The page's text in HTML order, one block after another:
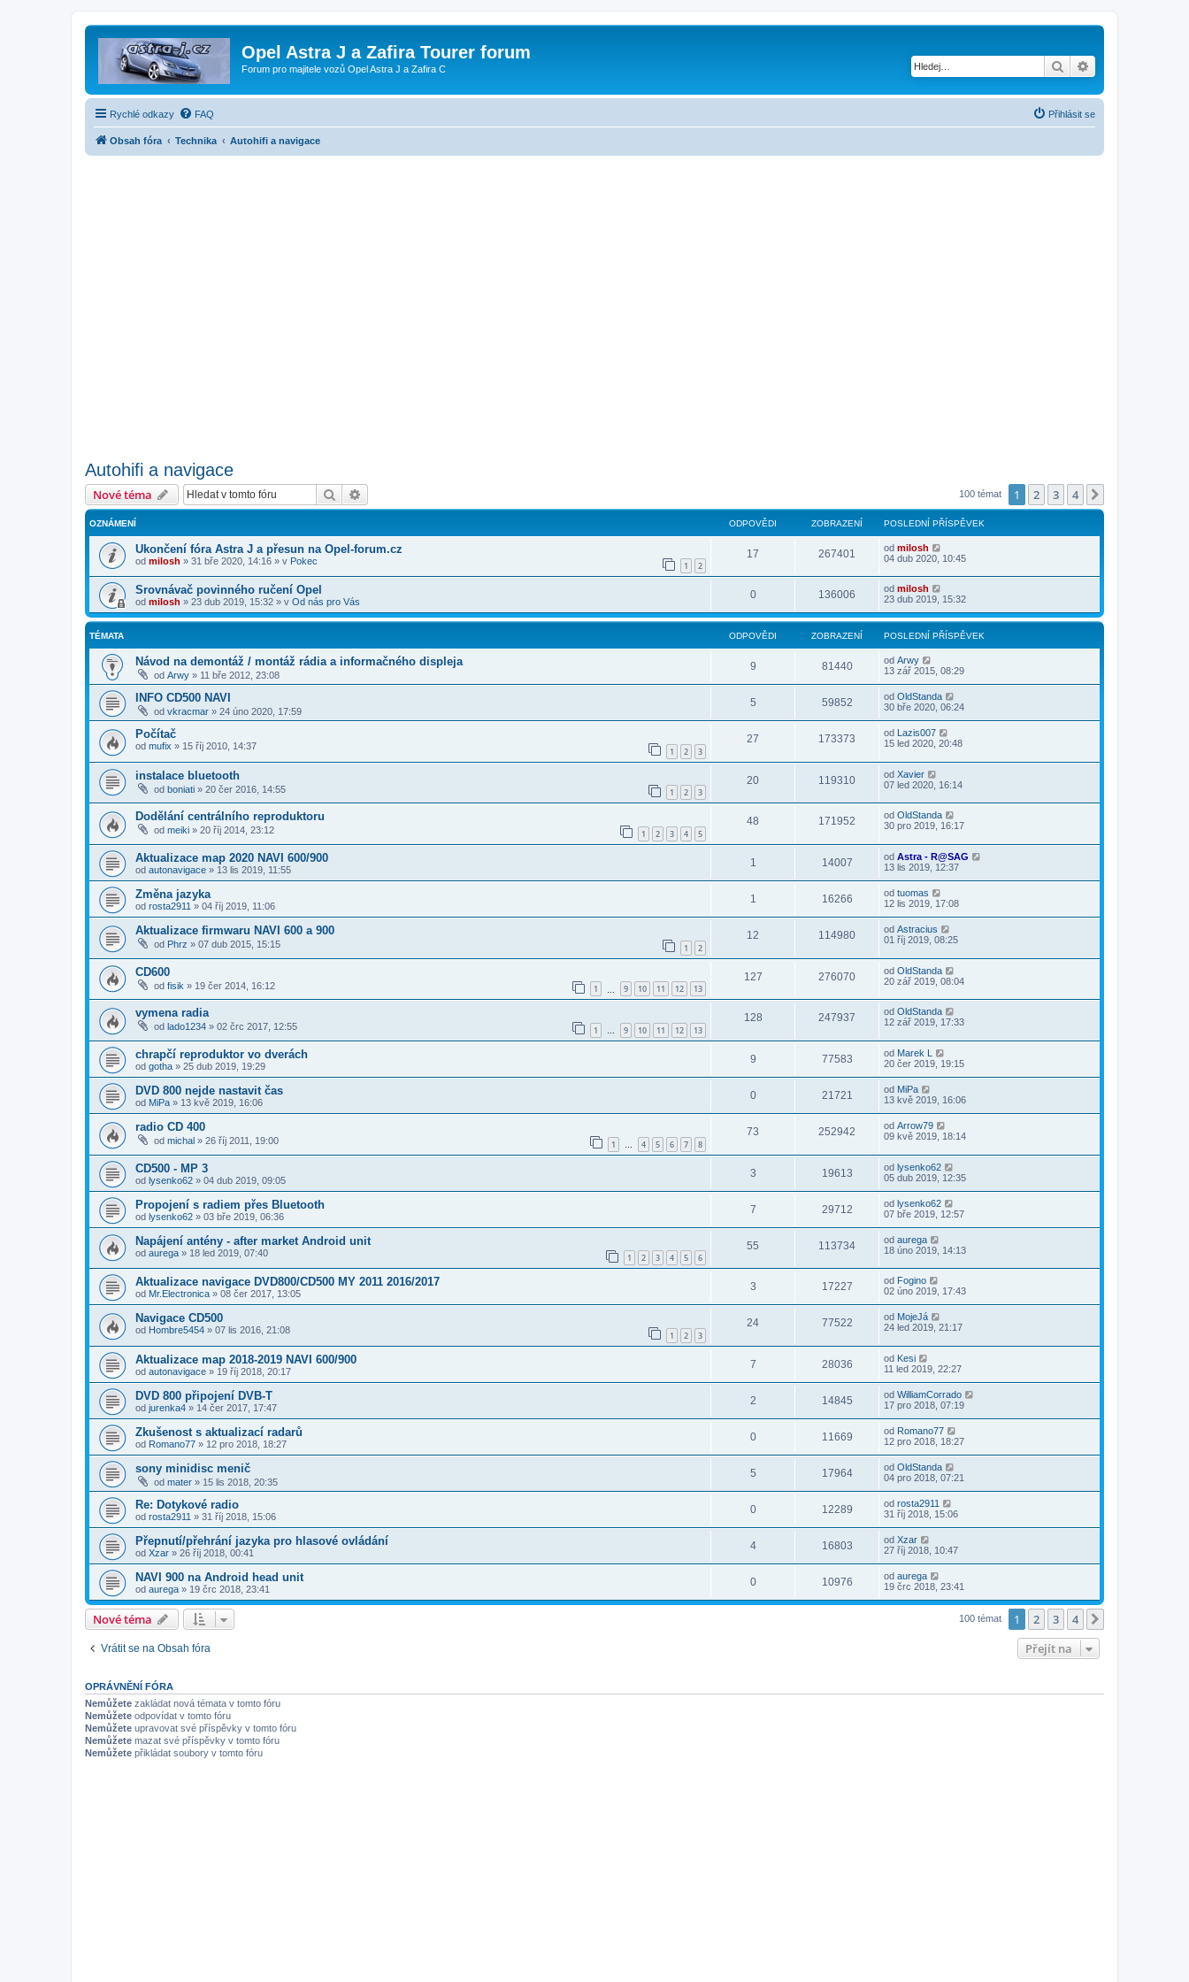
Opel Astra J a Zafira Tourer forum
Forum pro majitele vozů Opel Astra J a Zafira C Hledat
Rychlé odkazy FAQ Přihlásit se
Obsah fóra Technika Autohifi a navigace
Autohifi a navigace
Nové téma Hledat 100 témat 1 2 3 4
OZNÁMENÍ ODPOVĚDI ZOBRAZENÍ POSLEDNÍ PŘÍSPĚVEK
Ukončení fóra Astra J a přesun na Opel-forum.cz
od milosh » 31 bře 2020, 14:16 » v Pokec 1 2
17 267401 od milosh
04 dub 2020, 10:45
Srovnávač povinného ručení Opel
od milosh » 23 dub 2019, 15:32 » v Od nás pro Vás
0 136006 od milosh
23 dub 2019, 15:32
TÉMATA ODPOVĚDI ZOBRAZENÍ POSLEDNÍ PŘÍSPĚVEK
Návod na demontáž / montáž rádia a informačného displeja
od Arwy » 11 bře 2012, 23:08
9 81440 od Arwy
13 zář 2015, 08:29
INFO CD500 NAVI
od vkracmar » 24 úno 2020, 17:59
5 59852 od OldStanda
30 bře 2020, 06:24
Počítač
od mufix » 15 říj 2010, 14:37 1 2 3
27 173373 od Lazis007
15 led 2020, 20:48
instalace bluetooth
od boniati » 20 čer 2016, 14:55 1 2 3
20 119310 od Xavier
07 led 2020, 16:14
Dodělání centrálního reproduktoru
od meiki » 20 říj 2014, 23:12 1 2 3 4 5
48 171952 od OldStanda
30 pro 2019, 16:17
Aktualizace map 2020 NAVI 600/900
od autonavigace » 13 lis 2019, 11:55
1 14007 od Astra - R@SAG
13 lis 2019, 12:37
Změna jazyka
od rosta2911 » 04 říj 2019, 11:06
1 16266 od tuomas
12 lis 2019, 17:08
Aktualizace firmwaru NAVI 600 a 900
od Phrz » 07 dub 2015, 15:15 1 2
12 114980 od Astracius
01 říj 2019, 08:25
CD600
od fisik » 19 čer 2014, 16:12 1 9 10 11 12 13
127 276070 od OldStanda
20 zář 2019, 08:04
vymena radia
od lado1234 » 02 črc 2017, 12:55 1 … 9 10 11 12 13
128 247937 od OldStanda
12 zář 2019, 17:33
chrapčí reproduktor vo dverách
od gotha » 25 dub 2019, 19:29
9 77583 od Marek L
20 čer 2019, 19:15
DVD 800 nejde nastavit čas
od MiPa » 13 kvě 2019, 16:06
0 21721 od MiPa
13 kvě 2019, 16:06
radio CD 400
od michal » 26 říj 2011, 19:00 1 … 4 5 6 7 8
73 252942 od Arrow79
09 kvě 2019, 18:14
CD500 - MP 3
od lysenko62 » 04 dub 2019, 09:05
3 19613 od lysenko62
05 dub 2019, 12:35
Propojení s radiem přes Bluetooth
od lysenko62 » 03 bře 2019, 06:36
7 29712 od lysenko62
07 bře 2019, 12:57
Napájení antény - after market Android unit
od aurega » 18 led 2019, 07:40 1 2 3 4 5 6
55 113734 od aurega
18 úno 2019, 14:13
Aktualizace navigace DVD800/CD500 MY 2011 2016/2017
od Mr.Electronica » 08 čer 2017, 13:05
3 17227 od Fogino
02 úno 2019, 17:43
Navigace CD500
od Hombre5454 » 07 lis 2016, 21:08 1 2 3
24 77522 od MojeJá
24 led 2019, 21:17
Aktualizace map 2018-2019 NAVI 600/900
od autonavigace » 19 říj 2018, 20:17
7 28036 od Kesi
11 led 2019, 22:27
DVD 800 připojení DVB-T
od jurenka4 » 14 čer 2017, 17:47
2 14845 od WilliamCorrado
17 pro 2018, 07:19
Zkušenost s aktualizací radarů
od Romano77 » 12 pro 2018, 18:27
0 11669 od Romano77
12 pro 2018, 18:27
sony minidisc menič
od mater » 15 lis 2018, 20:35
5 17964 od OldStanda
04 pro 2018, 07:21
Re: Dotykové radio
od rosta2911 » 31 říj 2018, 15:06
0 12289 od rosta2911
31 říj 2018, 15:06
Přepnutí/přehrání jazyka pro hlasové ovládání
od Xzar » 26 říj 2018, 00:41
4 16803 od Xzar
27 říj 2018, 10:47
NAVI 900 na Android head unit
od aurega » 19 črc 2018, 23:41
0 10976 od aurega
19 črc 2018, 23:41
Nové téma 100 témat 1 2 3 4
Vrátit se na Obsah fóra Přejít na
OPRÁVNĚNÍ FÓRA
Nemůžete zakládat nová témata v tomto fóru
Nemůžete odpovídat v tomto fóru
Nemůžete upravovat své příspěvky v tomto fóru
Nemůžete mazat své příspěvky v tomto fóru
Nemůžete přikládat soubory v tomto fóru